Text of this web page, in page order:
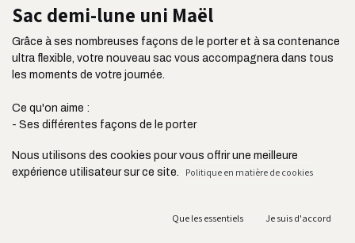
Sac demi-lune uni Maël
Grâce à ses nombreuses façons de le porter et à sa contenance
ultra flexible, votre nouveau sac vous accompagnera dans tous
les moments de votre journée.
Ce qu'on aime :
- Ses différentes façons de le porter
- Son côté à la fois chic et décontracté
- Ses deux poches extérieures zippées et sa poche intérieure
- Sa bandoulière réglable jusqu'à 105 cm
Nous utilisons des cookies pour vous offrir une meilleure
expérience utilisateur sur ce site.
Politique en matière de cookies
Que les essentiels Je suis d'accord